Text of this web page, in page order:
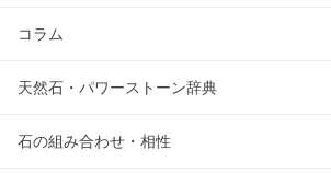
コラム
天然石・パワーストーン辞典
石の組み合わせ・相性